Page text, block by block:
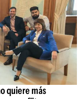
quiere más